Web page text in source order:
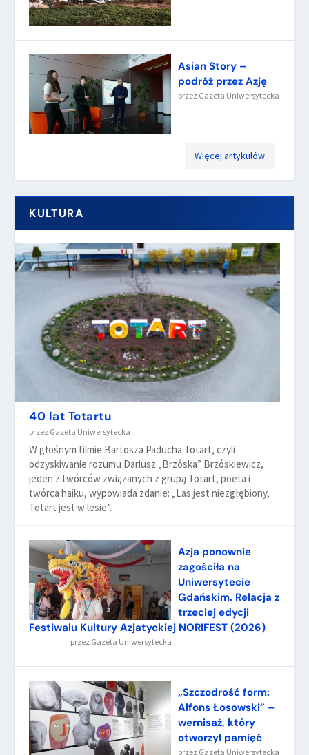
Asian Story –
podróż przez Azję
przez Gazeta Uniwersytecka
Więcej artykułów
KULTURA
40 lat Totartu
przez Gazeta Uniwersytecka
W głośnym filmie Bartosza Paducha Totart, czyli
odzyskiwanie rozumu Dariusz „Brzóska” Brzóskiewicz,
jeden z twórców związanych z grupą Totart, poeta i
twórca haiku, wypowiada zdanie: „Las jest niezgłębiony,
Totart jest w lesie”.
Azja ponownie
zagościła na
Uniwersytecie
Gdańskim. Relacja z
trzeciej edycji
Festiwalu Kultury Azjatyckiej NORIFEST (2026)
przez Gazeta Uniwersytecka
„Szczodrość form:
Alfons Łosowski” –
wernisaż, który
otworzył pamięć
przez Gazeta Uniwersytecka